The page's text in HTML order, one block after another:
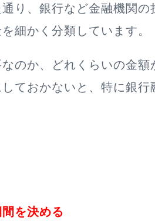
通り、銀行など金融機関
細かく分類しています。
なのか、どれくらいの金
ておかないと、特に銀行
を決める